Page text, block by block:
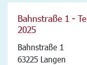
Bahnstraße 1 -
2025
Bahnstraße 1
63225 Langen